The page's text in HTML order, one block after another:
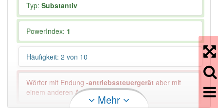
Typ: Substantiv
PowerIndex: 1
Häufigkeit: 2 von 10
Wörter mit Endung -antriebssteuergerät aber mit
einem anderen Artikel: -1
Mehr